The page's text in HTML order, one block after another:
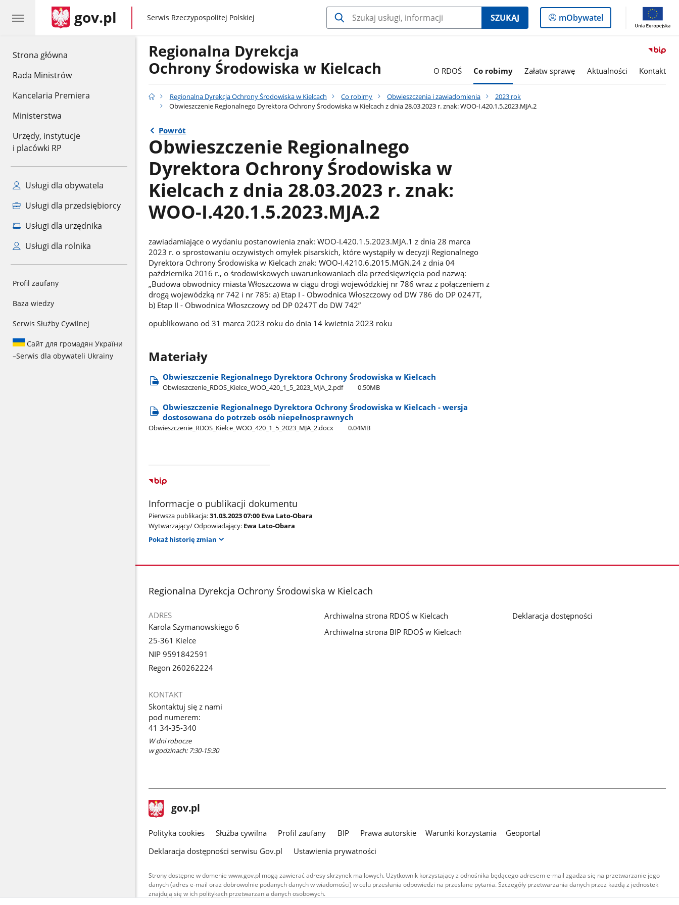
Strona główna
Rada Ministrów
Kancelaria Premiera
Ministerstwa
Urzędy, instytucje
i placówki RP
Usługi dla obywatela
Usługi dla przedsiębiorcy
Usługi dla urzędnika
Usługi dla rolnika
Profil zaufany
Baza wiedzy
Serwis Służby Cywilnej
Сайт для громадян України
–Serwis dla obywateli Ukrainy
gov.pl gov.pl
Serwis Rzeczypospolitej Polskiej SZUKAJ
Logowanie
do
mObywatel
Regionalna Dyrekcja
Ochrony Środowiska w Kielcach
O RDOŚ Co robimy Załatw sprawę Aktualności Kontakt
Regionalna Dyrekcja Ochrony Środowiska w Kielcach Co robimy Obwieszczenia i zawiadomienia
2023 rok
Obwieszczenie Regionalnego Dyrektora Ochrony Środowiska w Kielcach z dnia 28.03.2023 r. znak: WOO-I.420.1.5.2023.MJA.2
Powrót
Obwieszczenie Regionalnego
Dyrektora Ochrony Środowiska w
Kielcach z dnia 28.03.2023 r. znak:
WOO-I.420.1.5.2023.MJA.2
zawiadamiające o wydaniu postanowienia znak: WOO-I.420.1.5.2023.MJA.1 z dnia 28 marca
2023 r. o sprostowaniu oczywistych omyłek pisarskich, które wystąpiły w decyzji Regionalnego
Dyrektora Ochrony Środowiska w Kielcach znak: WOO-I.4210.6.2015.MGN.24 z dnia 04
października 2016 r., o środowiskowych uwarunkowaniach dla przedsięwzięcia pod nazwą:
„Budowa obwodnicy miasta Włoszczowa w ciągu drogi wojewódzkiej nr 786 wraz z połączeniem z
drogą wojewódzką nr 742 i nr 785: a) Etap I - Obwodnica Włoszczowy od DW 786 do DP 0247T,
b) Etap II - Obwodnica Włoszczowy od DP 0247T do DW 742”
opublikowano od 31 marca 2023 roku do dnia 14 kwietnia 2023 roku
Materiały
Obwieszczenie Regionalnego Dyrektora Ochrony Środowiska w Kielcach
Obwieszczenie​_RDOS​_Kielce​_WOO​_420​_1​_5​_2023​_MJA​_2.pdf 0.50MB
Obwieszczenie Regionalnego Dyrektora Ochrony Środowiska w Kielcach - wersja
dostosowana do potrzeb osób niepełnosprawnych
Obwieszczenie​_RDOS​_Kielce​_WOO​_420​_1​_5​_2023​_MJA​_2.docx 0.04MB
Informacje o publikacji dokumentu
Pierwsza publikacja:31.03.2023 07:00 Ewa Lato-Obara
Wytwarzający/ Odpowiadający: Ewa Lato-Obara
Pokaż historię zmian
stopka
Regionalna Dyrekcja Ochrony Środowiska w Kielcach
ADRES
Karola Szymanowskiego 6
25-361 Kielce
NIP 9591842591
Regon 260262224
KONTAKT
Skontaktuj się z nami
pod numerem:
41 34-35-340
W dni robocze
w godzinach: 7:30-15:30
Archiwalna strona RDOŚ w Kielcach
Archiwalna strona BIP RDOŚ w Kielcach
Deklaracja dostępności
stopka
gov.pl Strona
gov.pl
gov.pl
Polityka cookies Służba cywilna Profil zaufany BIP Prawa autorskie Warunki korzystania
Geoportal
Deklaracja dostępności serwisu Gov.pl
Ustawienia prywatności
Strony dostępne w domenie www.gov.pl mogą zawierać adresy skrzynek mailowych. Użytkownik korzystający z odnośnika będącego adresem e-mail zgadza się na przetwarzanie jego
danych (adres e-mail oraz dobrowolnie podanych danych w wiadomości) w celu przesłania odpowiedzi na przesłane pytania. Szczegóły przetwarzania danych przez każdą z jednostek
znajdują się w ich politykach przetwarzania danych osobowych.